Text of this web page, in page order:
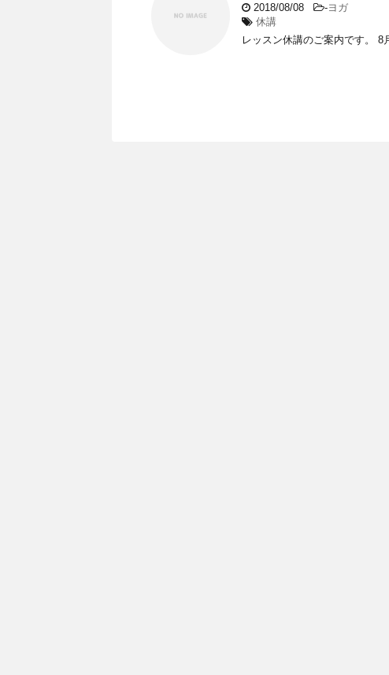
2018/08/08 -ヨガ
休講
レッスン休講のご案内です。 8